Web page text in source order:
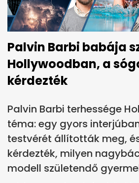
Palvin Barbi babája
Hollywoodban, a
kérdezték
Palvin Barbi terhessége
téma: egy gyors
testvérét állították meg,
kérdezték, milyen
modell születendő